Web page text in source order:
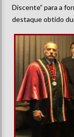
Discente” para a
destaque obtido